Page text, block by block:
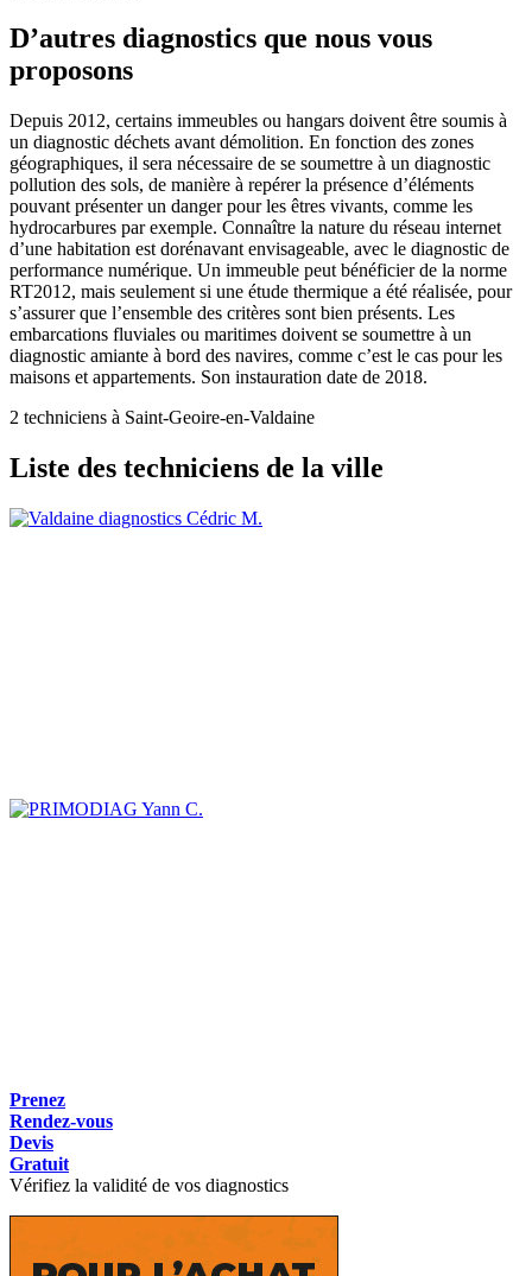
D’autres diagnostics que nous vous
proposons
Depuis 2012, certains immeubles ou hangars doivent être soumis à
un diagnostic déchets avant démolition. En fonction des zones
géographiques, il sera nécessaire de se soumettre à un diagnostic
pollution des sols, de manière à repérer la présence d’éléments
pouvant présenter un danger pour les êtres vivants, comme les
hydrocarbures par exemple. Connaître la nature du réseau internet
d’une habitation est dorénavant envisageable, avec le diagnostic de
performance numérique. Un immeuble peut bénéficier de la norme
RT2012, mais seulement si une étude thermique a été réalisée, pour
s’assurer que l’ensemble des critères sont bien présents. Les
embarcations fluviales ou maritimes doivent se soumettre à un
diagnostic amiante à bord des navires, comme c’est le cas pour les
maisons et appartements. Son instauration date de 2018.
2 techniciens à Saint-Geoire-en-Valdaine
Liste des techniciens de la ville
Cédric M.
Yann C.
Prenez
Rendez-vous
Devis
Gratuit
Vérifiez la validité de vos diagnostics